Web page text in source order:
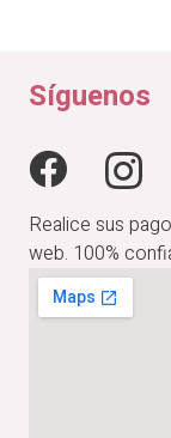
Síguenos
Realice sus
web. 100%